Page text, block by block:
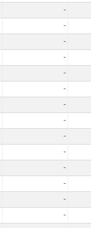
-
-
-
-
-
-
-
-
-
-
-
-
-
-